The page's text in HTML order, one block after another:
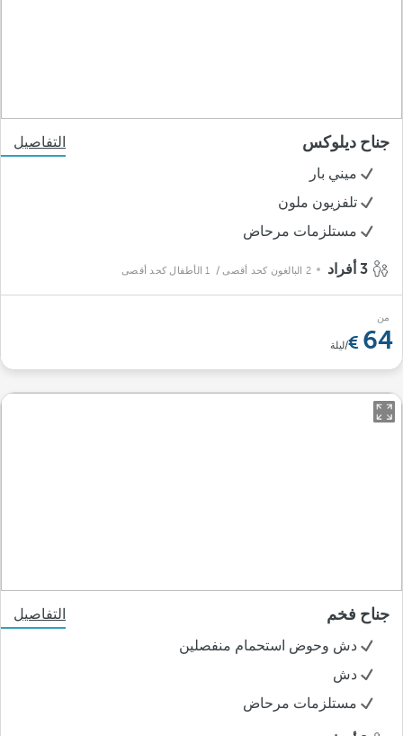
جناح ديلوكس
التفاصيل
ميني بار
تلفزيون ملون
مستلزمات مرحاض
2 البالغون كحد أقصى / 1 الأطفال كحد أقصى
من
64 /ليلة
جناح فخم
التفاصيل
دش وحوض استحمام منفصلين
دش
مستلزمات مرحاض